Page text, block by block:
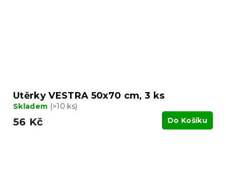
Utěrky VESTRA 50x70 cm, 3 ks
Skladem (>10 ks)
56 Kč Do Košíku